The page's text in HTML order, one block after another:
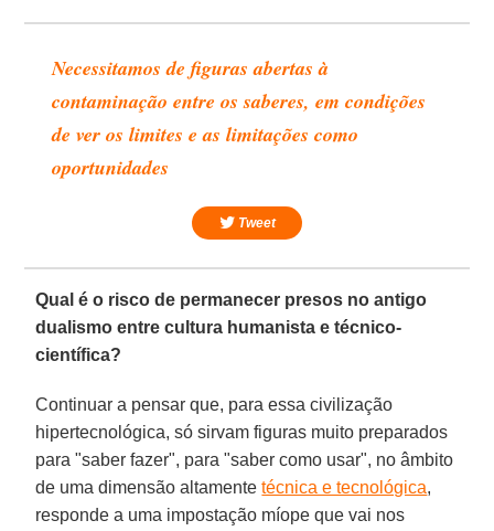
Necessitamos de figuras abertas à
contaminação entre os saberes, em condições
de ver os limites e as limitações como
oportunidades
Tweet
Qual é o risco de permanecer presos no antigo
dualismo entre cultura humanista e técnico-
científica?
Continuar a pensar que, para essa civilização
hipertecnológica, só sirvam figuras muito preparados
para "saber fazer", para "saber como usar", no âmbito
de uma dimensão altamentetécnica e tecnológica,
responde a uma impostação míope que vai nos